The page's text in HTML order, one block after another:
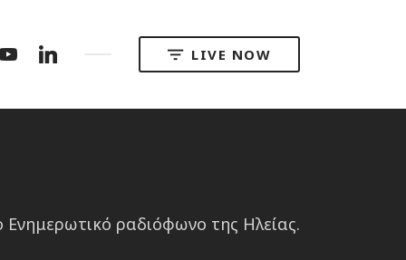
YouTube LIVE NOW
Ενημερωτικό ραδιόφωνο της Ηλείας.